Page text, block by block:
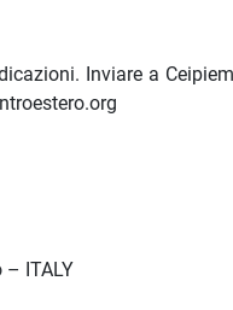
Inviare a
– ITALY